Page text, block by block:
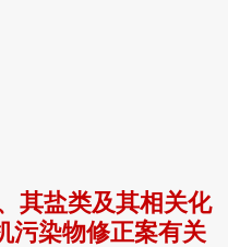
其盐类及其相关化
污染物修正案有关